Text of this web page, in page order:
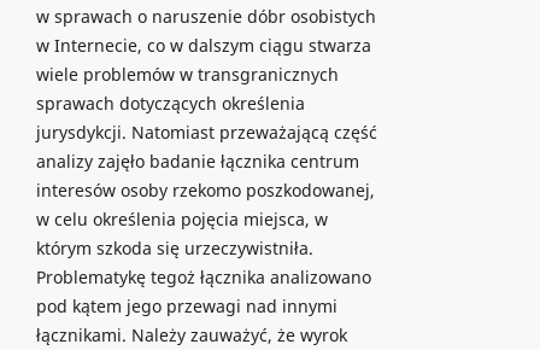
w sprawach o naruszenie dóbr osobistych
w Internecie, co w dalszym ciągu stwarza
wiele problemów w transgranicznych
sprawach dotyczących określenia
jurysdykcji. Natomiast przeważającą część
analizy zajęło badanie łącznika centrum
interesów osoby rzekomo poszkodowanej,
w celu określenia pojęcia miejsca, w
którym szkoda się urzeczywistniła.
Problematykę tegoż łącznika analizowano
pod kątem jego przewagi nad innymi
łącznikami. Należy zauważyć, że wyrok